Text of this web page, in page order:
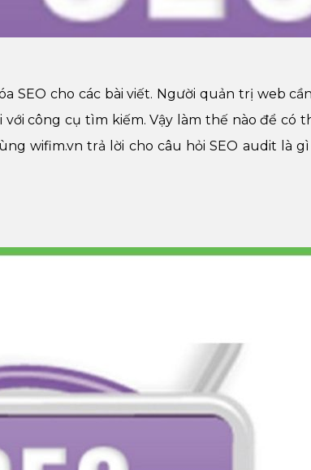
SEO cho các bài viết. Người quản trị web
công cụ tìm kiếm. Vậy làm thế nào để có
wifim.vn trả lời cho câu hỏi SEO audit là